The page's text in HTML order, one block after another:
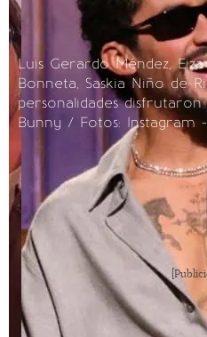
Luis Gerardo Méndez,
Bonneta, Saskia Niño de
personalidades
Bunny / Fotos: Instagram